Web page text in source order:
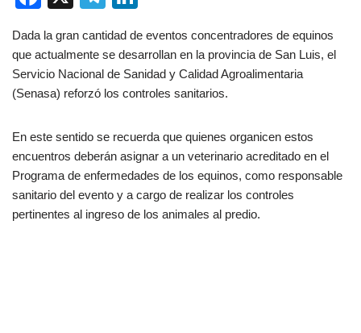
c
e
b
o
o
k
e
gr
a
k
e
dI
n
Dada la gran cantidad de eventos concentradores de equinos
que actualmente se desarrollan en la provincia de San Luis, el
Servicio Nacional de Sanidad y Calidad Agroalimentaria
(Senasa) reforzó los controles sanitarios.
En este sentido se recuerda que quienes organicen estos
encuentros deberán asignar a un veterinario acreditado en el
Programa de enfermedades de los equinos, como responsable
sanitario del evento y a cargo de realizar los controles
pertinentes al ingreso de los animales al predio.